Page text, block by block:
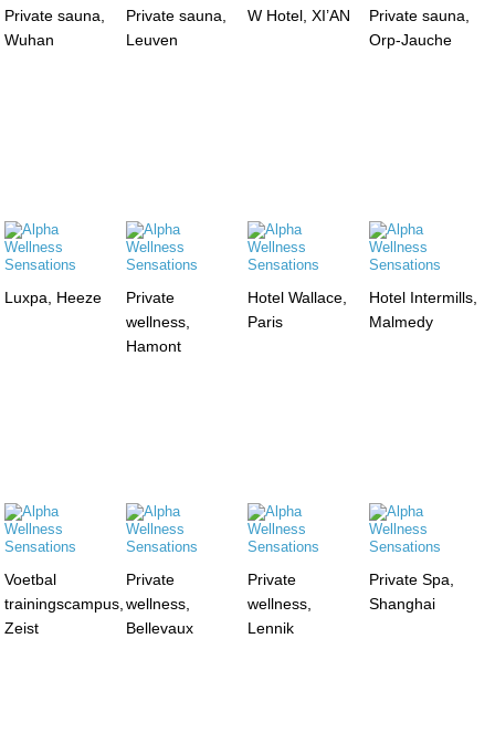
Private sauna,
Wuhan
Private sauna,
Leuven
W Hotel, XI’AN
Private sauna,
Orp-Jauche
Luxpa, Heeze
Private
wellness,
Hamont
Hotel Wallace,
Paris
Hotel Intermills,
Malmedy
Voetbal
trainingscampus,
Zeist
Private
wellness,
Bellevaux
Private
wellness,
Lennik
Private Spa,
Shanghai